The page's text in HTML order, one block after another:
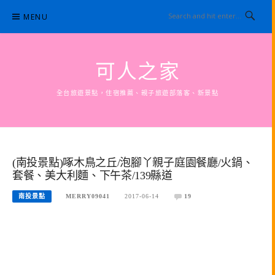
content
MENU
可人之家
全台旅遊景點，住宿推薦、親子旅遊部落客、新景點
(南投景點)啄木鳥之丘/泡腳丫親子庭園餐廳/火鍋、
套餐、美大利麵、下午茶/139縣道
南投景點 MERRY09041 2017-06-14 19